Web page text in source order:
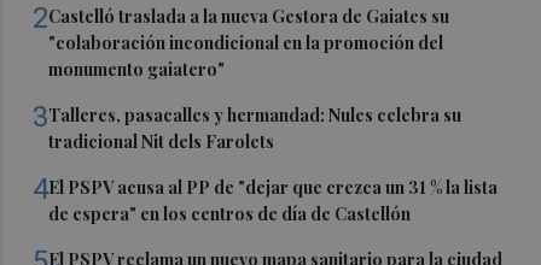
2Castelló traslada a la nueva Gestora de Gaiates su
"colaboración incondicional en la promoción del
monumento gaiatero"
3Talleres, pasacalles y hermandad: Nules celebra su
tradicional Nit dels Farolets
4El PSPV acusa al PP de "dejar que crezca un 31 % la lista
de espera" en los centros de día de Castellón
El PSPV reclama un nuevo mapa sanitario para la ciudad